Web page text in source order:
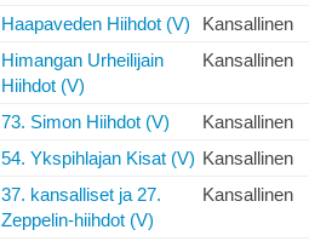
Haapaveden Hiihdot (V)
Kansallinen
Himangan Urheilijain
Hiihdot (V)
Kansallinen
73. Simon Hiihdot (V)
Kansallinen
54. Ykspihlajan Kisat (V) Kansallinen
37. kansalliset ja 27.
Zeppelin-hiihdot (V)
Kansallinen